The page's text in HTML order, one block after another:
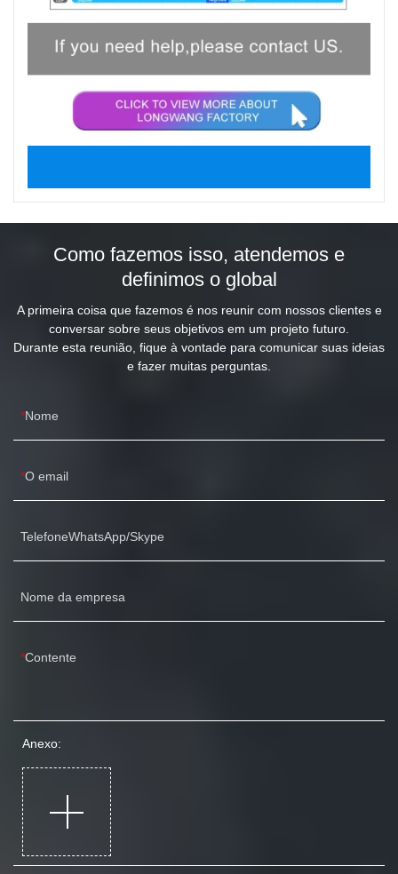
Como fazemos isso, atendemos e
definimos o global
A primeira coisa que fazemos é nos reunir com nossos clientes e
conversar sobre seus objetivos em um projeto futuro.
Durante esta reunião, fique à vontade para comunicar suas ideias
e fazer muitas perguntas.
Nome
O email
TelefoneWhatsApp/Skype
Nome da empresa
Contente
Anexo: